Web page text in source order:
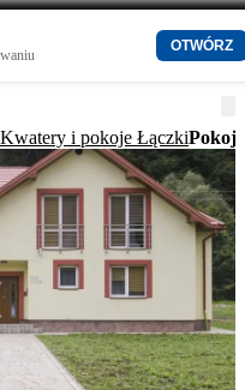
OTWÓRZ
Kwatery i pokoje Łączki